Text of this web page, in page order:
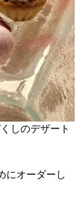
しのデザート
にオーダーし